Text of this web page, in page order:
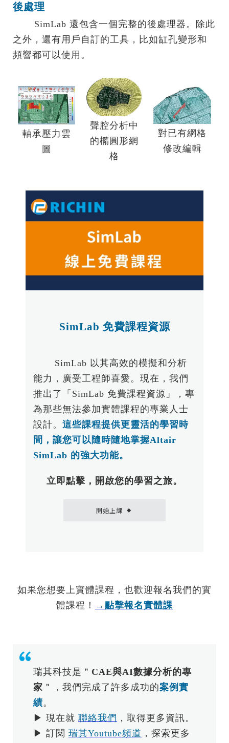
後處理
SimLab 還包含一個完整的後處理器。除此
之外，還有用戶自訂的工具，比如缸孔變形和
頻響都可以使用。
軸承壓力雲
圖
聲腔分析中
的橢圓形網
格
對已有網格
修改編輯
SimLab 免費課程資源
SimLab 以其高效的模擬和分析
能力，廣受工程師喜愛。現在，我們
推出了「SimLab 免費課程資源」，專
為那些無法參加實體課程的專業人士
設計。 這些課程提供更靈活的學習時
間，讓您可以隨時隨地掌握Altair
SimLab 的強大功能。
立即點擊，開啟您的學習之旅。
開始上課 ◆
如果您想要上實體課程，也歡迎報名我們的實
體課程！ →點擊報名實體課
瑞其科技是＂ CAE與AI數據分析的專
家 ＂，我們完成了許多成功的案例實
績。
▶ 現在就 聯絡我們 ，取得更多資訊。
▶ 訂閱 瑞其Youtube頻道 ，探索更多